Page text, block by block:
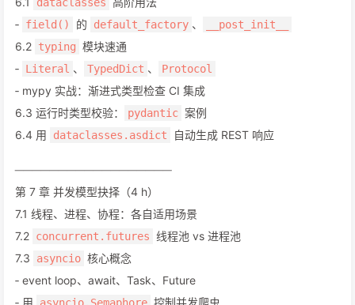
‑ field() 的 default_factory 、 __post_init__
6.2 typing 模块速通
‑ Literal 、 TypedDict 、 Protocol
‑ mypy 实战：渐进式类型检查 CI 集成
6.3 运行时类型校验：
pydantic 案例
6.4 用
dataclasses.asdict 自动生成 REST 响应
──────────────────
第 7 章 并发模型抉择（4 h）
7.1 线程、进程、协程：各自适用场景
7.2 concurrent.futures 线程池 vs 进程池
7.3
asyncio 核心概念
‑ event loop、await、Task、Future
‑ 用
控制并发爬虫